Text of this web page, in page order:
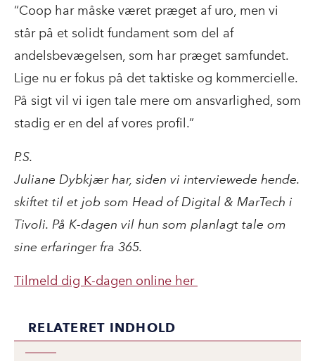
“Coop har måske været præget af uro, men vi
står på et solidt fundament som del af
andelsbevægelsen, som har præget samfundet.
Lige nu er fokus på det taktiske og kommercielle.
På sigt vil vi igen tale mere om ansvarlighed, som
stadig er en del af vores profil.”
P.S.
Juliane Dybkjær har, siden vi interviewede hende.
skiftet til et job som Head of Digital & MarTech i
Tivoli. På K-dagen vil hun som planlagt tale om
sine erfaringer fra 365.
Tilmeld dig K-dagen online her
RELATERET INDHOLD